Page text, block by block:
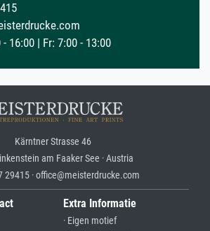
16:00 | Fr: 7:00 - 13:00
Kärntner Strasse 46
am Faaker See · Austria
29415 · office@meisterdrucke.com
Extra Informatie
· Eigen motief